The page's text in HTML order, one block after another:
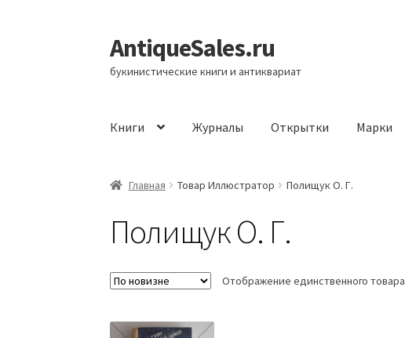
Перейти
к
навигации
Перейти
к
содержимому
AntiqueSales.ru
букинистические книги и антиквариат
Книги Журналы Открытки Марки
ГлавнаяГлавная Товар Иллюстратор Полищук О. Г.
Полищук О. Г.
Отображение единственного товара